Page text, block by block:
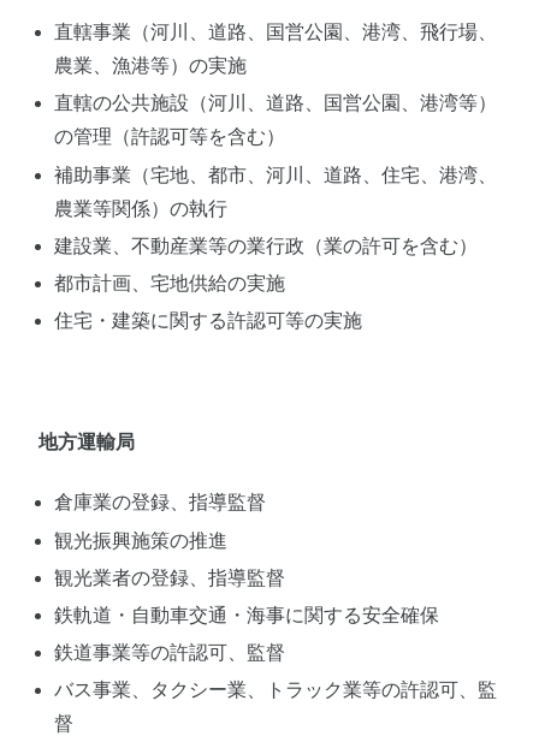
直轄事業（河川、道路、国営公園、港湾、飛行場、
農業、漁港等）の実施
直轄の公共施設（河川、道路、国営公園、港湾等）
の管理（許認可等を含む）
補助事業（宅地、都市、河川、道路、住宅、港湾、
農業等関係）の執行
建設業、不動産業等の業行政（業の許可を含む）
都市計画、宅地供給の実施
住宅・建築に関する許認可等の実施
地方運輸局
倉庫業の登録、指導監督
観光振興施策の推進
観光業者の登録、指導監督
鉄軌道・自動車交通・海事に関する安全確保
鉄道事業等の許認可、監督
バス事業、タクシー業、トラック業等の許認可、監
督